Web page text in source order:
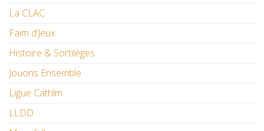
La CLAC
Faim d’Jeux
Histoire & Sortilèges
Jouons Ensemble
Ligue Cathîm
LLDD